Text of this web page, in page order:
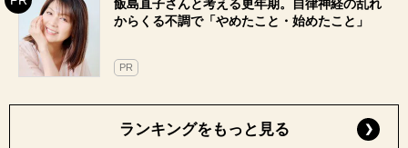
飯島直子さんと考える更年期。自律神経の乱れ
からくる不調で「やめたこと・始めたこと」
PR
ランキングをもっと見る